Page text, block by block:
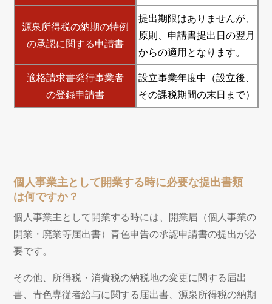
源泉所得税の納期の特例
の承認に関する申請書
提出期限はありませんが、
原則、申請書提出日の翌月
からの適用となります。
適格請求書発行事業者
の登録申請書
設立事業年度中（設立後、
その課税期間の末日まで）
個人事業主として開業する時に必要な提出書類
は何ですか？
個人事業主として開業する時には、開業届（個人事業の
開業・廃業等届出書）青色申告の承認申請書の提出が必
要です。
その他、所得税・消費税の納税地の変更に関する届出
書、青色専従者給与に関する届出書、源泉所得税の納期